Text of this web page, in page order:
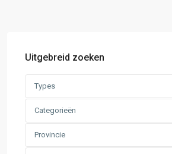
Uitgebreid zoeken
Types
Categorieën
Provincie